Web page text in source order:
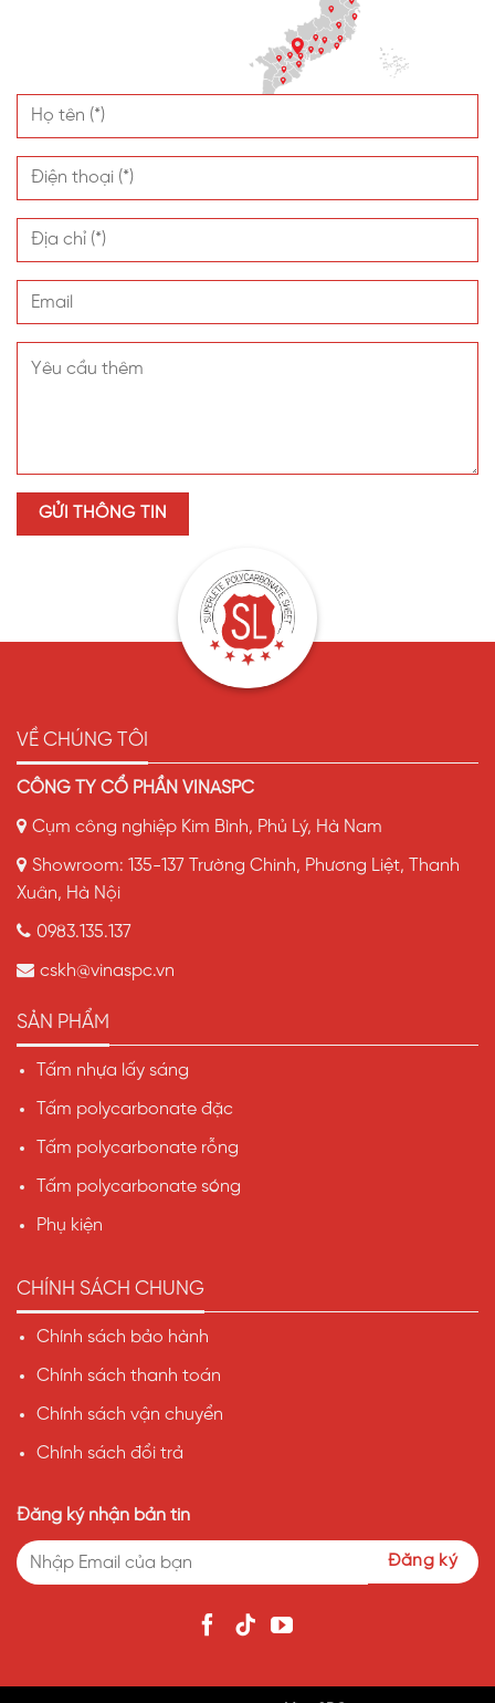
VỀ CHÚNG TÔI
CÔNG TY CỔ PHẦN VINASPC
Cụm công nghiệp Kim Bình, Phủ Lý, Hà Nam
Showroom: 135-137 Trường Chinh, Phương Liệt, Thanh
Xuân, Hà Nội
0983.135.137
cskh@vinaspc.vn
SẢN PHẨM
Tấm nhựa lấy sáng
Tấm polycarbonate đặc
Tấm polycarbonate rỗng
Tấm polycarbonate sóng
Phụ kiện
CHÍNH SÁCH CHUNG
Chính sách bảo hành
Chính sách thanh toán
Chính sách vận chuyển
Chính sách đổi trả
Đăng ký nhận bản tin